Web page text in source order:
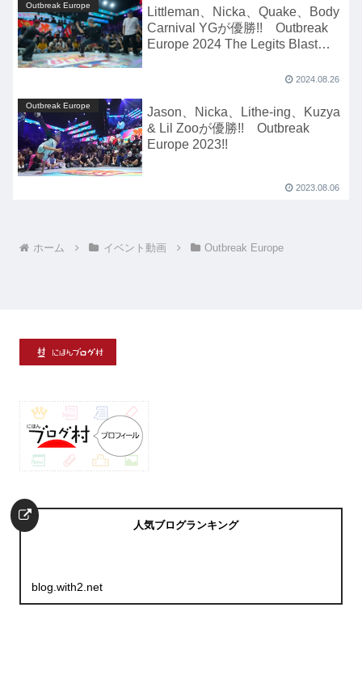
Outbreak Europe
Littleman、Nicka、Quake、Body
Carnival YGが優勝!! Outbreak
Europe 2024 The Legits Blast
2024.08.26
Outbreak Europe
Jason、Nicka、Lithe-ing、Kuzya
& Lil Zooが優勝!! Outbreak
Europe 2023!!
2023.08.06
ホーム イベント動画 Outbreak Europe
人気ブログランキング
blog.with2.net